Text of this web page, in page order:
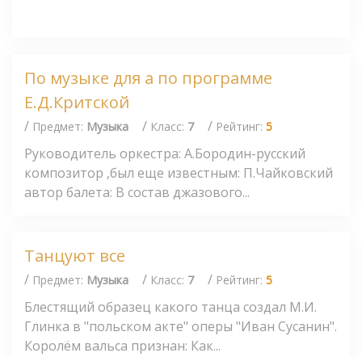
По музыке для а по программе
Е.Д.Критской
/ Предмет: Музыка / Класс: 7 / Рейтинг: 5
Руководитель оркестра: А.Бородин-русский
композитор ,был еще известным: П.Чайковский
автор балета: В состав джазового...
Танцуют все
/ Предмет: Музыка / Класс: 7 / Рейтинг: 5
Блестящий образец какого танца создал М.И.
Глинка в "польском акте" оперы "Иван Сусанин".
Королём вальса признан: Как...